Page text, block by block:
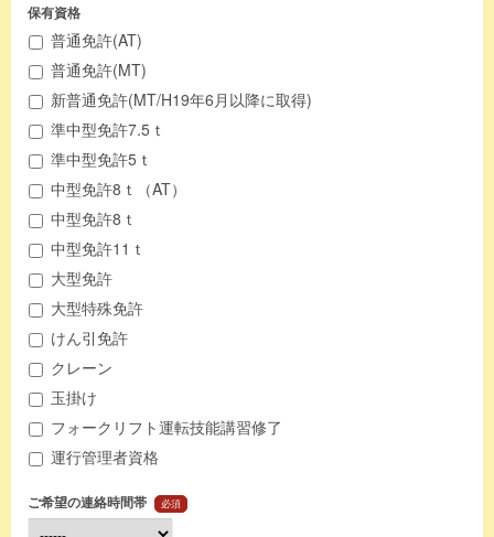
保有資格
普通免許(AT)
普通免許(MT)
新普通免許(MT/H19年6月以降に取得)
準中型免許7.5ｔ
準中型免許5ｔ
中型免許8ｔ（AT）
中型免許8ｔ
中型免許11ｔ
大型免許
大型特殊免許
けん引免許
クレーン
玉掛け
フォークリフト運転技能講習修了
運行管理者資格
ご希望の連絡時間帯 必須